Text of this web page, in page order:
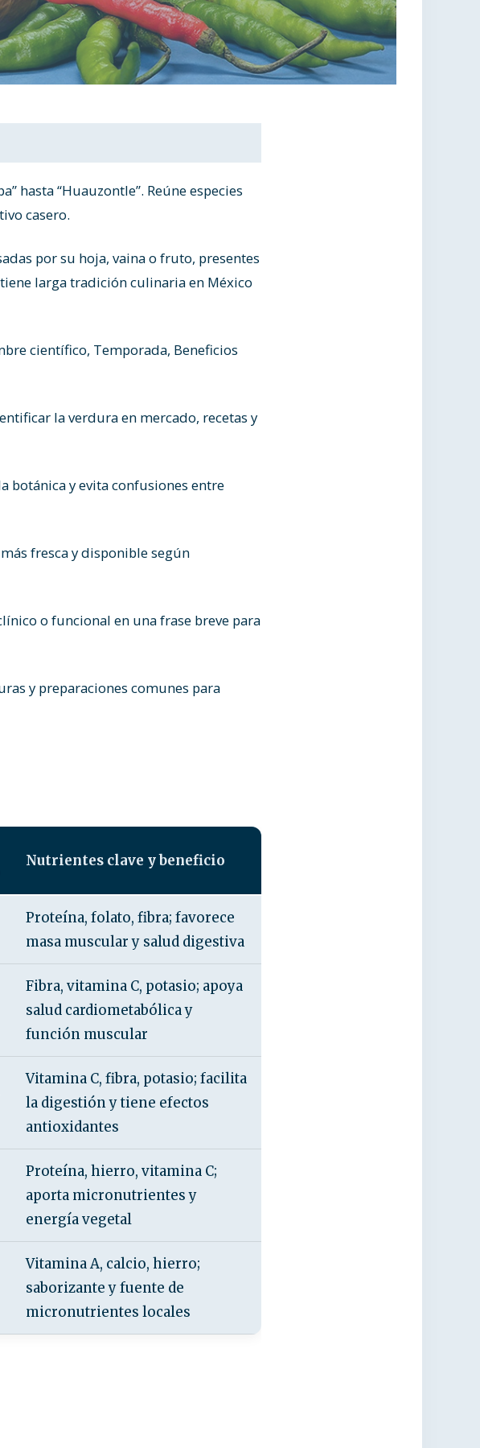
hasta “Huauzontle”. Reúne especies
casero.
por su hoja, vaina o fruto, presentes
larga tradición culinaria en México
científico, Temporada, Beneficios
la verdura en mercado, recetas y
y evita confusiones entre
fresca y disponible según
o funcional en una frase breve para
y preparaciones comunes para
Nutrientes clave y beneficio
Proteína, folato, fibra; favorece
masa muscular y salud digestiva
Fibra, vitamina C, potasio; apoya
salud cardiometabólica y
función muscular
Vitamina C, fibra, potasio; facilita
la digestión y tiene efectos
antioxidantes
Proteína, hierro, vitamina C;
aporta micronutrientes y
energía vegetal
Vitamina A, calcio, hierro;
saborizante y fuente de
micronutrientes locales